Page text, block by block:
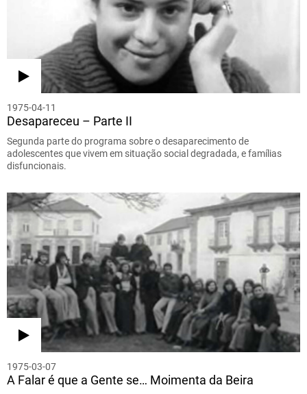
1975-04-11
Desapareceu – Parte II
Segunda parte do programa sobre o desaparecimento de
adolescentes que vivem em situação social degradada, e famílias
disfuncionais.
1975-03-07
A Falar é que a Gente se… Moimenta da Beira